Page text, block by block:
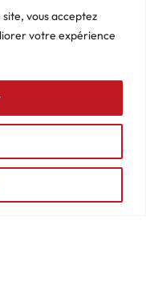
vous acceptez
votre expérience